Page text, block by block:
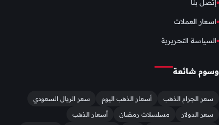
إتصل بنا
اسعار العملات
السياسة التحريرية
وسوم شائعة
سعر الجرام الذهب أسعار الذهب اليوم
سعر الريال السعودي
سعر الدولار
مسلسلات رمضان
أسعار الذهب